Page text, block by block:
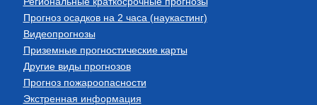
Прогноз осадков на 2 часа (наукастинг)
Видеопрогнозы
Приземные прогностические карты
Другие виды прогнозов
Прогноз пожароопасности
Экстренная информация